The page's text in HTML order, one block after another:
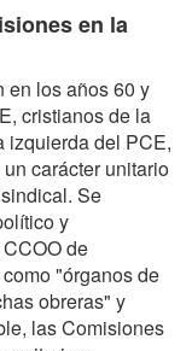
en la
en los años 60 y
cristianos de la
izquierda del PCE,
carácter unitario
Se
y
de
"órganos de
obreras" y
las Comisiones